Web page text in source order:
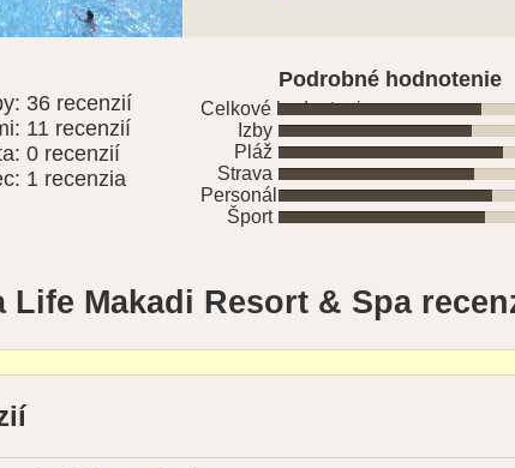
36 recenzií
11 recenzií
0 recenzií
1 recenzia
Podrobné hodnotenie
Celkové hodnotenie
Izby
Pláž
Strava
Personál
Šport
Life Makadi Resort & Spa